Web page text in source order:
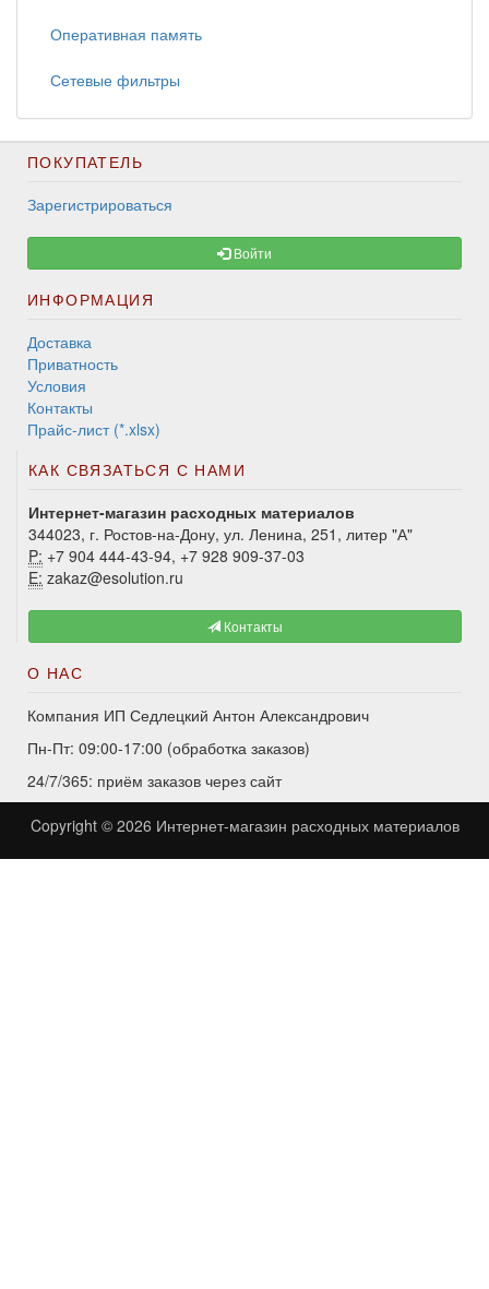
Оперативная память
Сетевые фильтры
ПОКУПАТЕЛЬ
Зарегистрироваться
Войти
ИНФОРМАЦИЯ
Доставка
Приватность
Условия
Контакты
Прайс-лист (*.xlsx)
КАК СВЯЗАТЬСЯ С НАМИ
Интернет-магазин расходных материалов
344023, г. Ростов-на-Дону, ул. Ленина, 251, литер "А"
P: +7 904 444-43-94, +7 928 909-37-03
E: zakaz@esolution.ru
Контакты
О НАС
Компания ИП Седлецкий Антон Александрович
Пн-Пт: 09:00-17:00 (обработка заказов)
24/7/365: приём заказов через сайт
Copyright © 2026 Интернет-магазин расходных материалов